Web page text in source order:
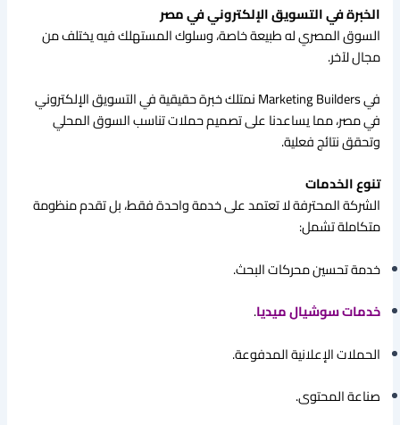
الخبرة في التسويق الإلكتروني في مصر
السوق المصري له طبيعة خاصة، وسلوك المستهلك فيه يختلف من
مجال لآخر.
في Marketing Builders نمتلك خبرة حقيقية في التسويق الإلكتروني
في مصر، مما يساعدنا على تصميم حملات تناسب السوق المحلي
وتحقق نتائج فعلية.
تنوع الخدمات
الشركة المحترفة لا تعتمد على خدمة واحدة فقط، بل تقدم منظومة
متكاملة تشمل:
خدمة تحسين محركات البحث.
خدمات سوشيال ميديا.
الحملات الإعلانية المدفوعة.
صناعة المحتوى.